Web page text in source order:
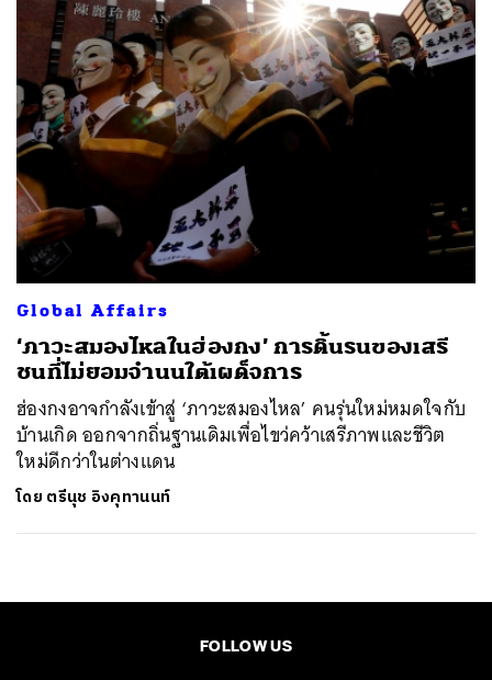
Global Affairs
‘ภาวะสมองไหลในฮ่องกง’ การดิ้นรนของเสรี
ชนที่ไม่ยอมจำนนใต้เผด็จการ
ฮ่องกงอาจกำลังเข้าสู่ ‘ภาวะสมองไหล’ คนรุ่นใหม่หมดใจกับ
บ้านเกิด ออกจากถิ่นฐานเดิมเพื่อไขว่คว้าเสรีภาพและชีวิต
ใหม่ดีกว่าในต่างแดน
โดย ตรีนุช อิงคุทานนท์
FOLLOW US
ค้นหา
SHARE TWEET